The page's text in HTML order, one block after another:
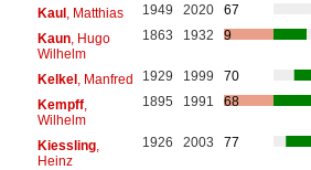
Kaul, Matthias 1949 2020
67
Kaun, Hugo
Wilhelm
1863 1932 9
Kelkel, Manfred 1929 1999
70
Kempff,
Wilhelm
1895 1991 68
Kiessling,
Heinz
1926 2003 77